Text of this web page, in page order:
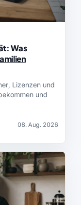
Was
Lizenzen und
und
08. Aug. 2026